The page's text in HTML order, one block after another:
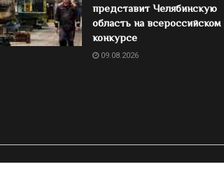
представит Челябинскую
область на всероссийском
конкурсе
09.08.2026